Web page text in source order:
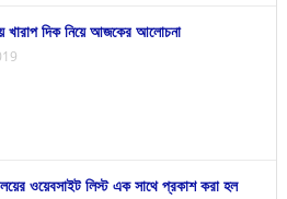
খারাপ দিক নিয়ে আজকের আলোচনা
ওয়েবসাইট লিস্ট এক সাথে প্রকাশ করা হল